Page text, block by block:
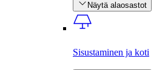
Näytä alaosastot
Sisustaminen ja koti